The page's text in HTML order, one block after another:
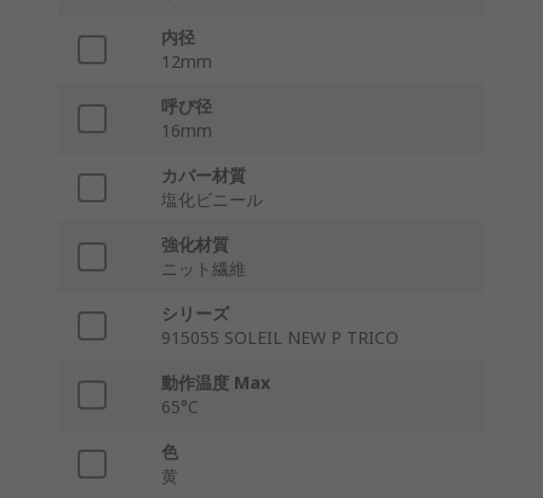
内径
12mm
呼び径
16mm
カバー材質
塩化ビニール
強化材質
ニット繊維
シリーズ
915055 SOLEIL NEW P TRICO
動作温度 Max
65°C
色
黄